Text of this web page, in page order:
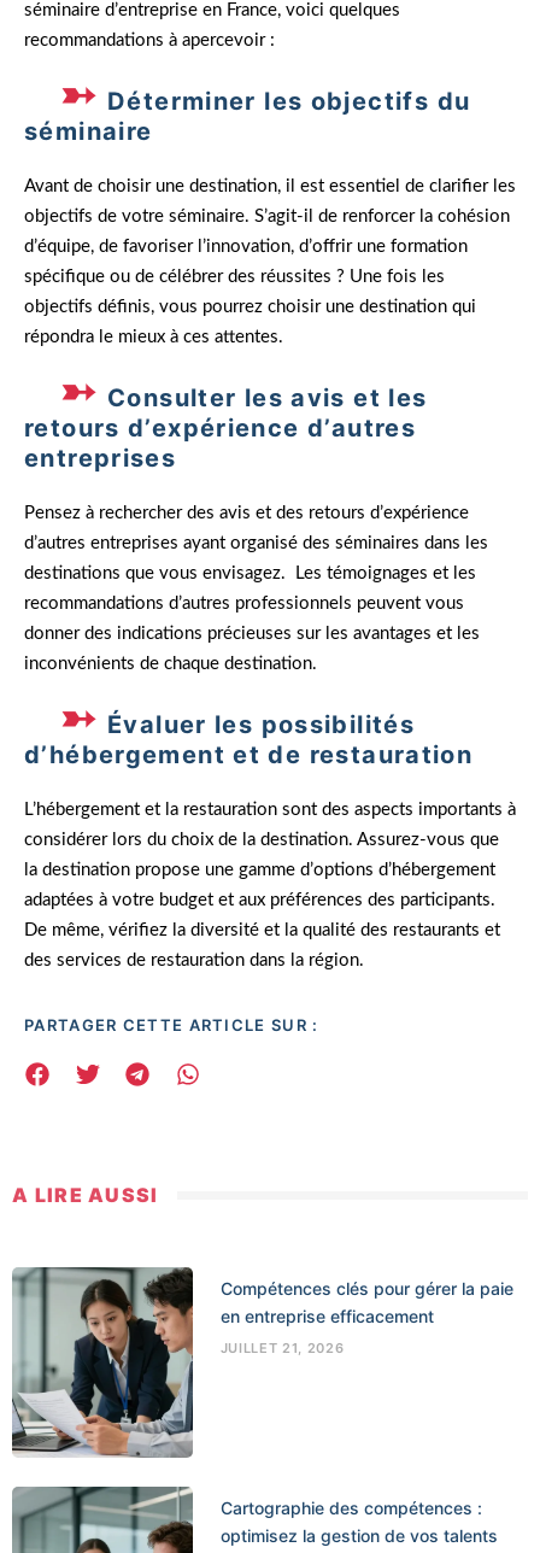
séminaire d’entreprise en France, voici quelques
recommandations à apercevoir :
Déterminer les objectifs du
séminaire
Avant de choisir une destination, il est essentiel de clarifier les
objectifs de votre séminaire. S’agit-il de renforcer la cohésion
d’équipe, de favoriser l’innovation, d’offrir une formation
spécifique ou de célébrer des réussites ? Une fois les
objectifs définis, vous pourrez choisir une destination qui
répondra le mieux à ces attentes.
Consulter les avis et les
retours d’expérience d’autres
entreprises
Pensez à rechercher des avis et des retours d’expérience
d’autres entreprises ayant organisé des séminaires dans les
destinations que vous envisagez. Les témoignages et les
recommandations d’autres professionnels peuvent vous
donner des indications précieuses sur les avantages et les
inconvénients de chaque destination.
Évaluer les possibilités
d’hébergement et de restauration
L’hébergement et la restauration sont des aspects importants à
considérer lors du choix de la destination. Assurez-vous que
la destination propose une gamme d’options d’hébergement
adaptées à votre budget et aux préférences des participants.
De même, vérifiez la diversité et la qualité des restaurants et
des services de restauration dans la région.
PARTAGER CETTE ARTICLE SUR :
A LIRE AUSSI
Compétences clés pour gérer la paie
en entreprise efficacement
JUILLET 21, 2026
Cartographie des compétences :
optimisez la gestion de vos talents